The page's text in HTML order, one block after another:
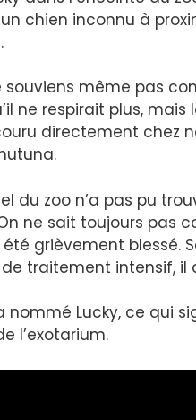
chien inconnu à
souviens même pas
ne respirait plus,
directement chez
du zoo n’a pas pu
ne sait toujours pas
été grièvement blessé.
traitement intensif,
nommé Lucky, ce qui
l’exotarium.